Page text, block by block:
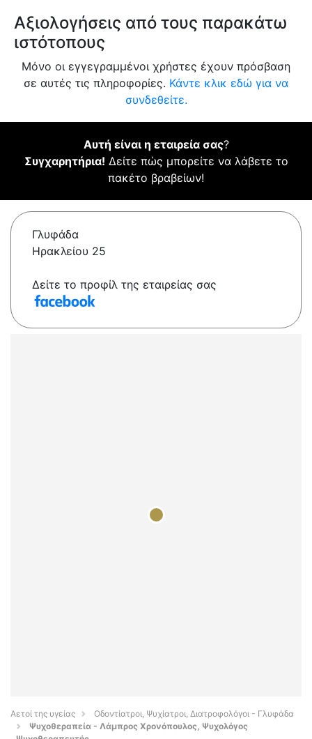
Αξιολογήσεις από τους παρακάτω
ιστότοπους
Μόνο οι εγγεγραμμένοι χρήστες έχουν πρόσβαση
σε αυτές τις πληροφορίες. Κάντε κλικ εδώ για να
συνδεθείτε.
Αυτή είναι η εταιρεία σας?
Συγχαρητήρια! Δείτε πώς μπορείτε να λάβετε το
πακέτο βραβείων!
Γλυφάδα
Ηρακλείου 25
Δείτε το προφίλ της εταιρείας σας
Αετοί της υγείας
Οδοντίατροι, Ψυχίατροι, Διατροφολόγοι - Γλυφάδα
Ψυχοθεραπεία - Λάμπρος Χρονόπουλος, Ψυχολόγος